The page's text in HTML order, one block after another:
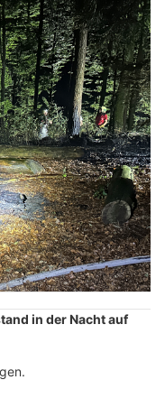
in der Nacht auf